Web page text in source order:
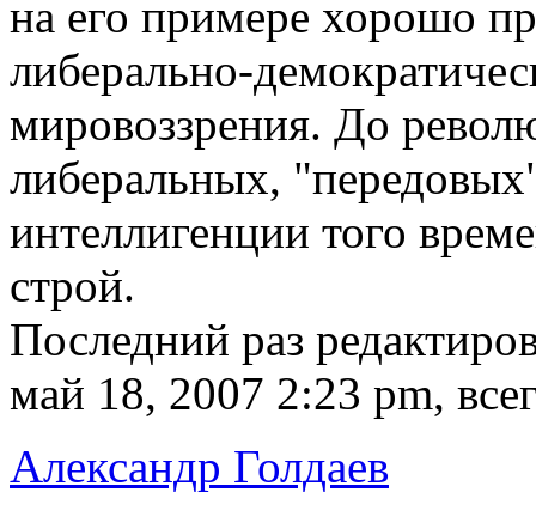
на его примере хорошо
либерально-
мировоззрения. До
либеральных,
интеллигенции того
строй.
Последний раз
май 18, 2007 2:23 pm,
Александр Голдаев